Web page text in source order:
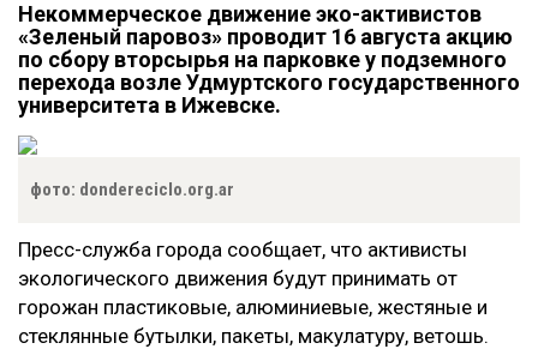
Некоммерческое движение эко-активистов
«Зеленый паровоз» проводит 16 августа акцию
по сбору вторсырья на парковке у подземного
перехода возле Удмуртского государственного
университета в Ижевске.
фото: dondereciclo.org.ar
Пресс-служба города сообщает, что активисты
экологического движения будут принимать от
горожан пластиковые, алюминиевые, жестяные и
стеклянные бутылки, пакеты, макулатуру, ветошь.